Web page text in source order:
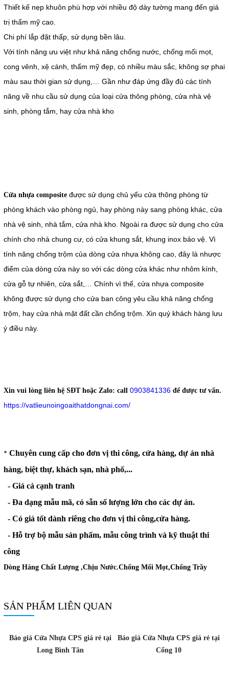
Thiết kế nẹp khuôn phù hợp với nhiều độ dày tường mang đến giá
trị thẩm mỹ cao.
Chi phí lắp đặt thấp, sử dụng bền lâu.
Với tính năng ưu việt như khả năng chống nước, chống mối mọt,
cong vênh, xệ cánh, thẩm mỹ đẹp, có nhiều màu sắc, không sợ phai
màu sau thời gian sử dụng,… Gần như đáp ứng đầy đủ các tính
năng về nhu cầu sử dụng của loại cửa thông phòng, cửa nhà vệ
sinh, phòng tắm, hay cửa nhà kho
Cửa nhựa compositeđược sử dụng chủ yếu cửa thông phòng từ
phòng khách vào phòng ngủ, hay phòng này sang phòng khác, cửa
nhà vệ sinh, nhà tắm, cửa nhà kho. Ngoài ra được sử dụng cho cửa
chính cho nhà chung cư, có cửa khung sắt, khung inox bảo vệ. Vì
tính năng chống trộm của dòng cửa nhựa không cao, đây là nhược
điểm của dòng cửa này so với các dòng cửa khác như nhôm kính,
cửa gỗ tự nhiên, cửa sắt,… Chính vì thế, cửa nhựa composite
không được sử dụng cho cửa ban công yêu cầu khả năng chống
trộm, hay cửa nhà mặt đất cần chống trộm. Xin quý khách hàng lưu
ý điều này.
Xin vui lòng liên hệ SĐT hoặc Zalo: call 0903841336 để được tư vấn.
https://vatlieunoingoaithatdongnai.com/
*Chuyên cung cấp cho đơn vị thi công, cửa hàng, dự án nhà
hàng, biệt thự, khách sạn, nhà phố,...
- Giá cả cạnh tranh
- Đa dạng mẫu mã, có sẵn số lượng lớn cho các dự án.
- Có giá tốt dành riêng cho đơn vị thi công,cửa hàng.
- Hỗ trợ bộ mẫu sản phẩm, mẫu công trình và kỹ thuật thi
công
Dòng Hàng Chất Lượng ,Chịu Nước.Chống Mối Mọt,Chống Trầy
SẢN PHẨM LIÊN QUAN
Báo giá Cửa Nhựa CPS giá rẻ tại
Long Bình Tân
Báo giá Cửa Nhựa CPS giá rẻ tại
Cổng 10